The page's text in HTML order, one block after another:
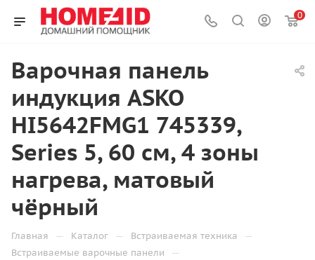
0
Варочная панель
индукция ASKO
HI5642FMG1 745339,
Series 5, 60 см, 4 зоны
нагрева, матовый
чёрный
Главная — Каталог — Встраиваемая техника —
Встраиваемые варочные панели —